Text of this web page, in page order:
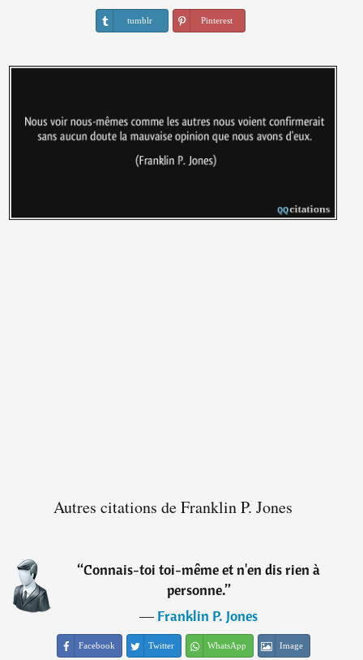
tumblr Pinterest
Autres citations de Franklin P. Jones
“Connais-toi toi-même et n'en dis rien à
personne.”
―Franklin P. Jones
Facebook Twitter WhatsApp Image